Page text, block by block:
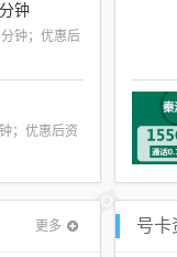
钟
钟；优惠后
；优惠后资
更多 号卡